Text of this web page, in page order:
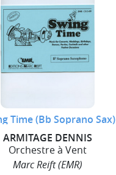
Time (Bb Soprano Sax)
ARMITAGE DENNIS
Orchestre à Vent
Marc Reift (EMR)